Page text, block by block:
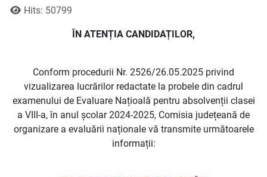
Hits: 50799
ÎN ATENȚIA CANDIDAȚILOR,
Conform procedurii Nr. 2526/26.05.2025 privind
vizualizarea lucrărilor redactate la probele din cadrul
examenului de Evaluare Națioală pentru absolvenții clasei
a VIII-a, în anul școlar 2024-2025, Comisia județeană de
organizare a evaluării naționale vă transmite următoarele
informații: